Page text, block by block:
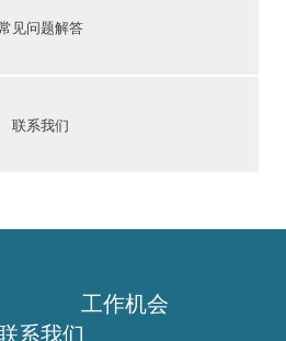
见问题解答
联系我们
工作机会
系我们